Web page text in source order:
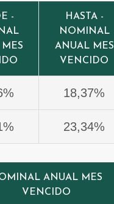
-
HASTA -
NOMINAL
ANUAL MES
VENCIDO
18,37%
23,34%
ANUAL MES
VENCIDO